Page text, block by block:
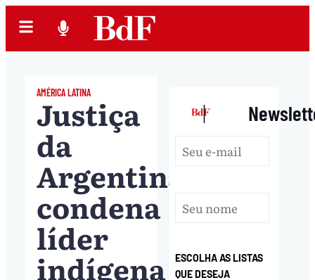
AMÉRICA LATINA
Justiça
da
Argentina
condena
líder
indígena
|
ESCOLHA AS LISTAS
QUE DESEJA